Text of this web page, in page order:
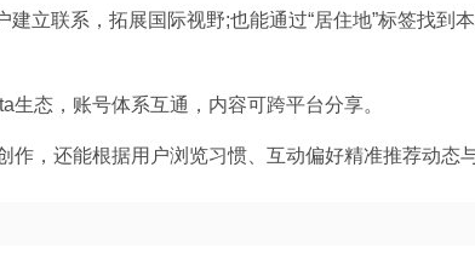
建立联系，拓展国际视野;也能通过“居住地”标签找到
生态，账号体系互通，内容可跨平台分享。
作，还能根据用户浏览习惯、互动偏好精准推荐动态与